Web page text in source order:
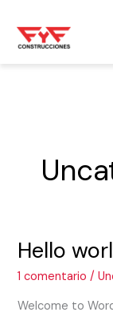
contenido
Hello
1 comentario /
Welcome to
Hello